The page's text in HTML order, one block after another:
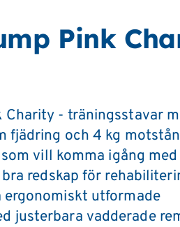
Pink
Charity - träningsstavar
fjädring och 4 kg
vill komma igång
redskap för
ergonomiskt utformade
justerbara vadderade